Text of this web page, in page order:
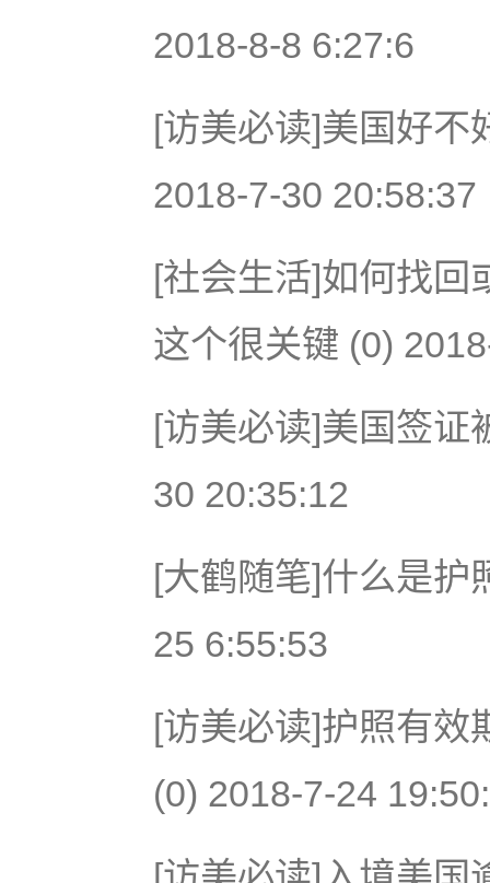
2018-8-8 6:27:6
[访美必读]美国好不
2018-7-30 20:58:37
[社会生活]如何找回
这个很关键 (0)
[访美必读]美国签证
30 20:35:12
[大鹤随笔]什么是护
25 6:55:53
[访美必读]护照有效
(0) 2018-7-24